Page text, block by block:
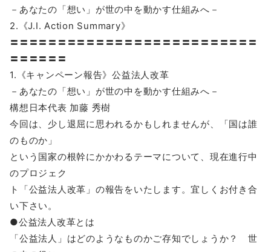
－あなたの「想い」が世の中を動かす仕組みへ－
2.《J.I. Action Summary》
〓〓〓〓〓〓〓〓〓〓〓〓〓〓〓〓〓〓〓〓〓〓〓〓〓〓
〓〓〓〓〓〓
1.《キャンペーン報告》公益法人改革
－あなたの「想い」が世の中を動かす仕組みへ－
構想日本代表 加藤 秀樹
今回は、少し退屈に思われるかもしれませんが、「国は誰
のものか」
という国家の根幹にかかわるテーマについて、現在進行中
のプロジェク
ト「公益法人改革」の報告をいたします。宜しくお付き合
い下さい。
●公益法人改革とは
「公益法人」はどのようなものかご存知でしょうか？ 世